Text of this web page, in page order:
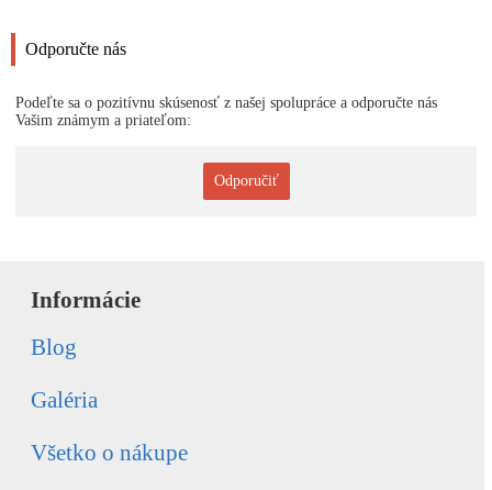
Odporučte nás
Podeľte sa o pozitívnu skúsenosť z našej spolupráce a odporučte nás
Vašim známym a priateľom:
Odporučiť
Informácie
Blog
Galéria
Všetko o nákupe